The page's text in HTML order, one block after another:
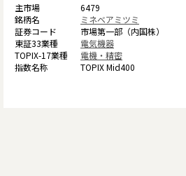
6479
ミネベアミツミ
市場第一部（内国株）
電気機器
電機・精密
TOPIX Mid400